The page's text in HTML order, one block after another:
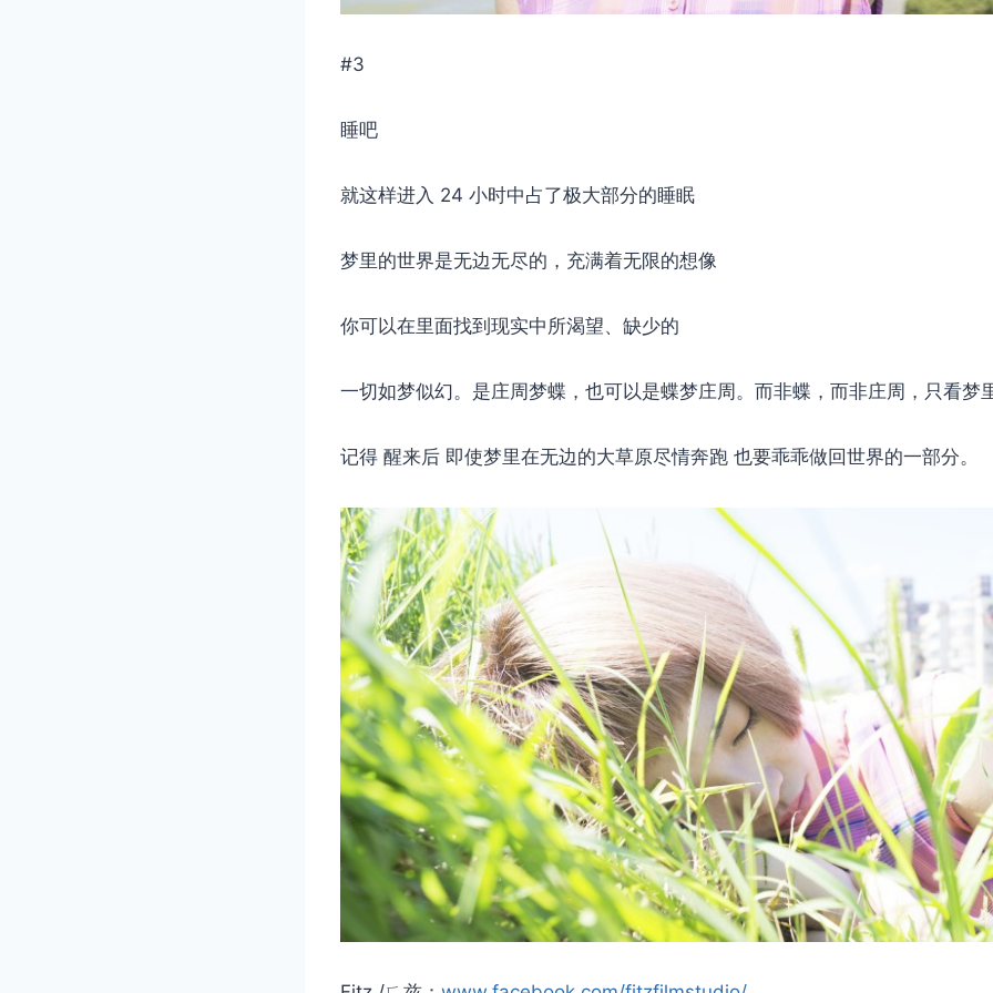
#3
睡吧
就这样进入 24 小时中占了极大部分的睡眠
梦里的世界是无边无尽的，充满着无限的想像
你可以在里面找到现实中所渴望、缺少的
一切如梦似幻。是庄周梦蝶，也可以是蝶梦庄周。而非蝶，而非庄周，只看梦
记得 醒来后 即使梦里在无边的大草原尽情奔跑 也要乖乖做回世界的一部分。